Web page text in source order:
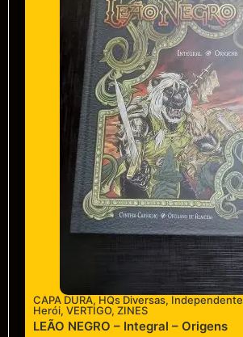
CAPA DURA, HQs Diversas, Independente
Herói, VERTIGO, ZINES
LEÃO NEGRO – Integral – Origens